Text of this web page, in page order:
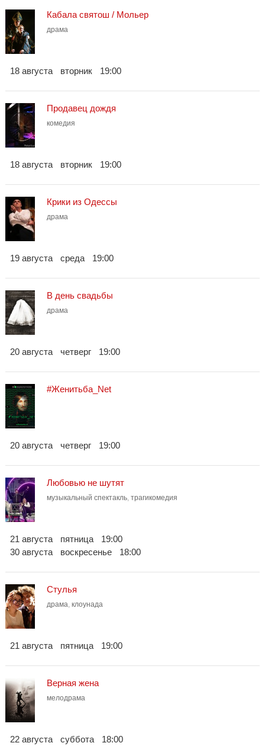
Кабала святош / Мольер
драма
18 августа вторник 19:00
Продавец дождя
комедия
18 августа вторник 19:00
Крики из Одессы
драма
19 августа среда 19:00
В день свадьбы
драма
20 августа четверг 19:00
#Женитьба_Net
20 августа четверг 19:00
Любовью не шутят
музыкальный спектакль, трагикомедия
21 августа пятница
19:00
30 августа
воскресенье 18:00
Стулья
драма, клоунада
21 августа пятница 19:00
Верная жена
мелодрама
22 августа суббота 18:00